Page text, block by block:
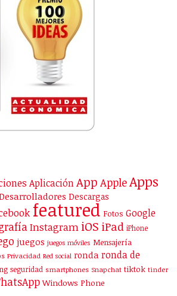
Aplicación App AppleApps
Descargas
featured Fotos Google
Instagram iOS iPad iPhone
juegos juegos móviles Mensajería
Privacidad Red social ronda ronda de
seguridad smartphones Snapchat tiktok tinder
Windows Phone